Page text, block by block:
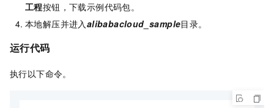
工程按钮，下载示例代码包。
本地解压并进入alibabacloud_sample目录。
运行代码
执行以下命令。